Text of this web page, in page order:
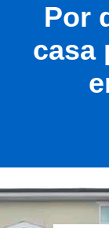
Por
casa